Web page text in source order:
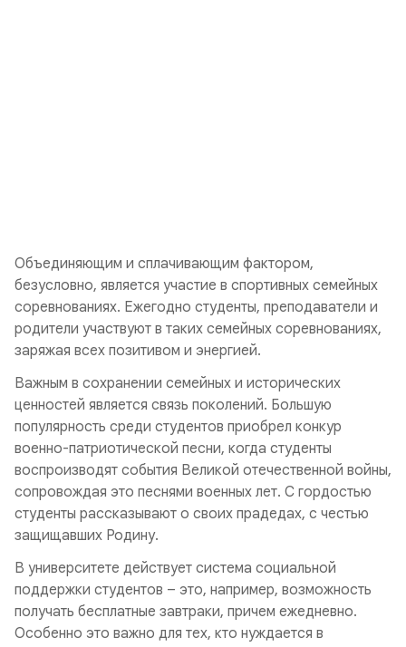
Объединяющим и сплачивающим фактором,
безусловно, является участие в спортивных семейных
соревнованиях. Ежегодно студенты, преподаватели и
родители участвуют в таких семейных соревнованиях,
заряжая всех позитивом и энергией.
Важным в сохранении семейных и исторических
ценностей является связь поколений. Большую
популярность среди студентов приобрел конкур
военно-патриотической песни, когда студенты
воспроизводят события Великой отечественной войны,
сопровождая это песнями военных лет. С гордостью
студенты рассказывают о своих прадедах, с честью
защищавших Родину.
В университете действует система социальной
поддержки студентов – это, например, возможность
получать бесплатные завтраки, причем ежедневно.
Особенно это важно для тех, кто нуждается в